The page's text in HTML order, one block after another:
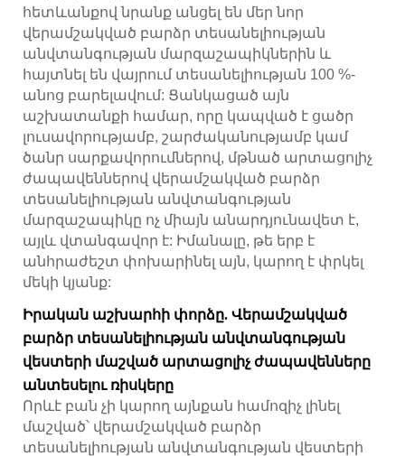
հետևանքով նրանք անցել են մեր նոր
վերամշակված բարձր տեսանելիության
անվտանգության մարզաշապիկներին և
հայտնել են վայրում տեսանելիության 100 %-
անոց բարելավում: Ցանկացած այն
աշխատանքի համար, որը կապված է ցածր
լուսավորությամբ, շարժականությամբ կամ
ծանր սարքավորումներով, մթնած արտացոլիչ
ժապավեններով վերամշակված բարձր
տեսանելիության անվտանգության
մարզաշապիկը ոչ միայն անարդյունավետ է,
այլև վտանգավոր է: Իմանալը, թե երբ է
անհրաժեշտ փոխարինել այն, կարող է փրկել
մեկի կյանք:
Իրական աշխարհի փորձը. Վերամշակված
բարձր տեսանելիության անվտանգության
վեստերի մաշված արտացոլիչ ժապավենները
անտեսելու ռիսկերը
Որևէ բան չի կարող այնքան համոզիչ լինել
մաշված՝ վերամշակված բարձր
տեսանելիության անվտանգության վեստերի